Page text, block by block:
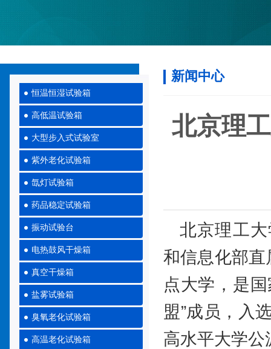
恒温恒湿试验箱
高低温试验箱
大型步入式试验室
紫外老化试验箱
氙灯试验箱
药品稳定试验箱
振动试验台
电热鼓风干燥箱
真空干燥箱
盐雾试验箱
臭氧老化试验箱
高温老化试验箱
新闻中心
北京理
北京理工大
和信息化部
点大学，是
盟”成员，入
高水平大学公